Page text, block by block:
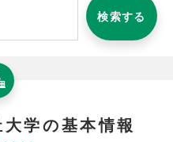
検索する
学の基本情報